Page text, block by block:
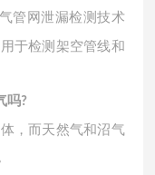
气管网泄漏检测技术
于检测架空管线和
吗?
，而天然气和沼气